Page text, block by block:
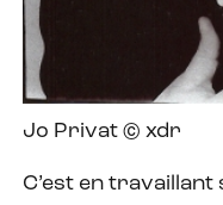
Jo Privat © xdr
C’est en travaillant